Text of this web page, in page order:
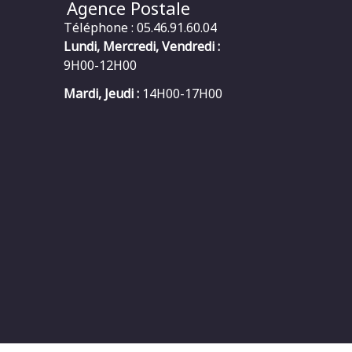
Agence Postale
Téléphone : 05.46.91.60.04
Lundi, Mercredi, Vendredi :
9H00-12H00
Mardi, Jeudi : 14H00-17H00